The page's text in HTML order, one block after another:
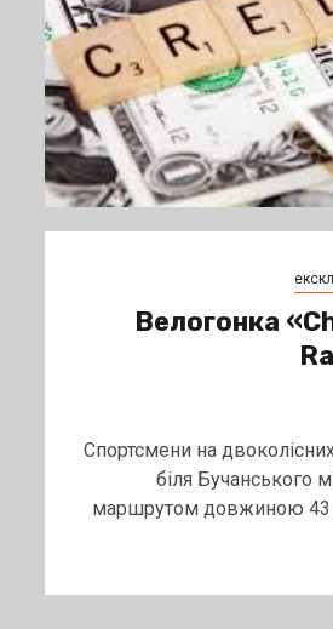
Велогонка
Спортсмени на
біля Бучанського
маршрутом довжиною 43